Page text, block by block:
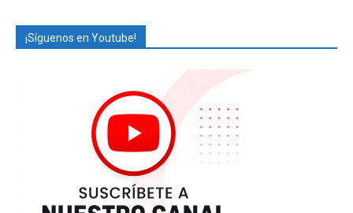
¡Síguenos en Youtube!